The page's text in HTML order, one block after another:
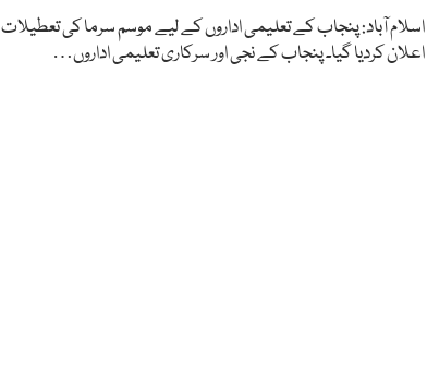
اسلام آباد: پنجاب کے تعلیمی اداروں کے لیے موسم سرما کی
اعلان کردیا گیا۔ پنجاب کے نجی اور سرکاری تعلیمی اداروں…